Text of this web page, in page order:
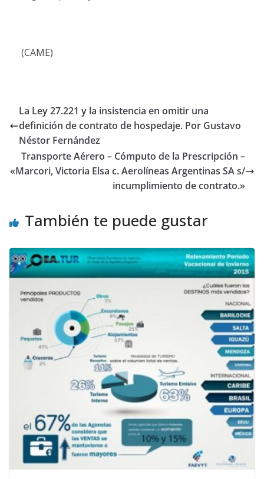
(CAME)
La Ley 27.221 y la insistencia en omitir una
definición de contrato de hospedaje. Por Gustavo
Néstor Fernández
Transporte Aérero – Cómputo de la Prescripción –
«Marcori, Victoria Elsa c. Aerolíneas Argentinas SA s/
incumplimiento de contrato.»
También te puede gustar